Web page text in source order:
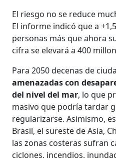
El riesgo no se reduce
El informe indicó que a
personas más que ahora
cifra se elevará a 400
Para 2050 decenas de
amenazadas con
del nivel del mar, lo que
masivo que podría tardar
regularizarse. Asimismo,
Brasil, el sureste de Asia,
las zonas costeras sufran
ciclones, incendios,